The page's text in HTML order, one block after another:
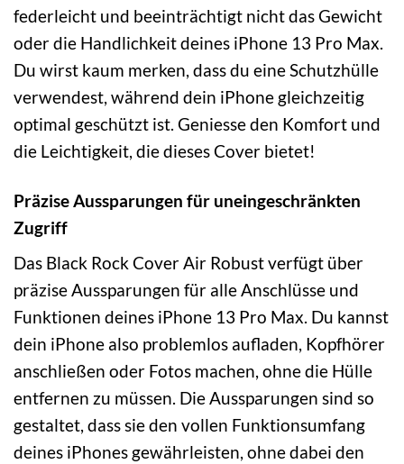
federleicht und beeinträchtigt nicht das Gewicht
oder die Handlichkeit deines iPhone 13 Pro Max.
Du wirst kaum merken, dass du eine Schutzhülle
verwendest, während dein iPhone gleichzeitig
optimal geschützt ist. Geniesse den Komfort und
die Leichtigkeit, die dieses Cover bietet!
Präzise Aussparungen für uneingeschränkten
Zugriff
Das Black Rock Cover Air Robust verfügt über
präzise Aussparungen für alle Anschlüsse und
Funktionen deines iPhone 13 Pro Max. Du kannst
dein iPhone also problemlos aufladen, Kopfhörer
anschließen oder Fotos machen, ohne die Hülle
entfernen zu müssen. Die Aussparungen sind so
gestaltet, dass sie den vollen Funktionsumfang
deines iPhones gewährleisten, ohne dabei den